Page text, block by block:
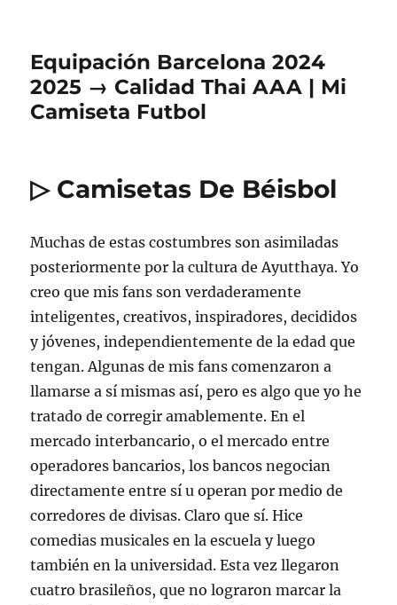
Equipación Barcelona 2024
2025 → Calidad Thai AAA | Mi
Camiseta Futbol
▷ Camisetas De Béisbol
Muchas de estas costumbres son asimiladas
posteriormente por la cultura de Ayutthaya. Yo
creo que mis fans son verdaderamente
inteligentes, creativos, inspiradores, decididos
y jóvenes, independientemente de la edad que
tengan. Algunas de mis fans comenzaron a
llamarse a sí mismas así, pero es algo que yo he
tratado de corregir amablemente. En el
mercado interbancario, o el mercado entre
operadores bancarios, los bancos negocian
directamente entre sí u operan por medio de
corredores de divisas. Claro que sí. Hice
comedias musicales en la escuela y luego
también en la universidad. Esta vez llegaron
cuatro brasileños, que no lograron marcar la